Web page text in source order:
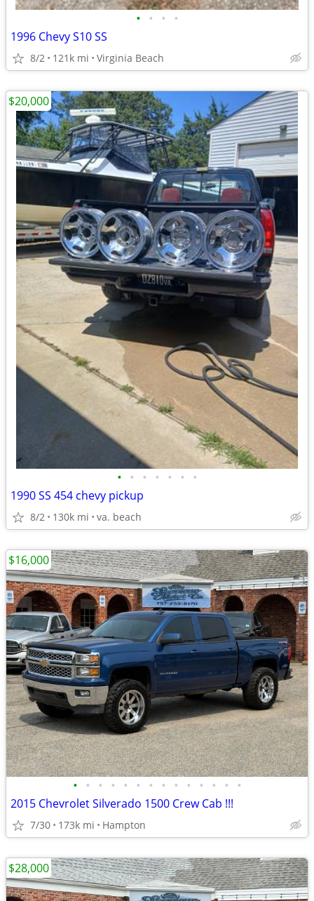
• • • •
1996 Chevy S10 SS
8/2 121k mi Virginia Beach
• • • • • • •
1990 SS 454 chevy pickup
8/2 130k mi va. beach
$20,000
• • • • • • • • • • • • • •
2015 Chevrolet Silverado 1500 Crew Cab !!!
7/30 173k mi Hampton
$16,000
$28,000